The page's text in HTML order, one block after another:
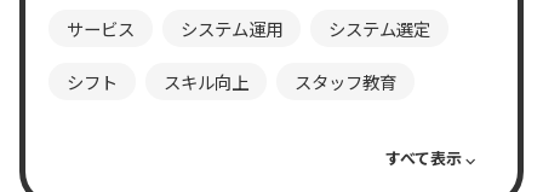
サービス システム運用 システム選定
シフト スキル向上 スタッフ教育
チャットツール